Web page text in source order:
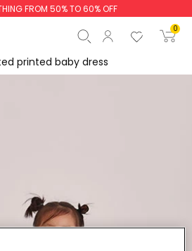
FROM 50% TO 60% OFF
0
printed baby dress